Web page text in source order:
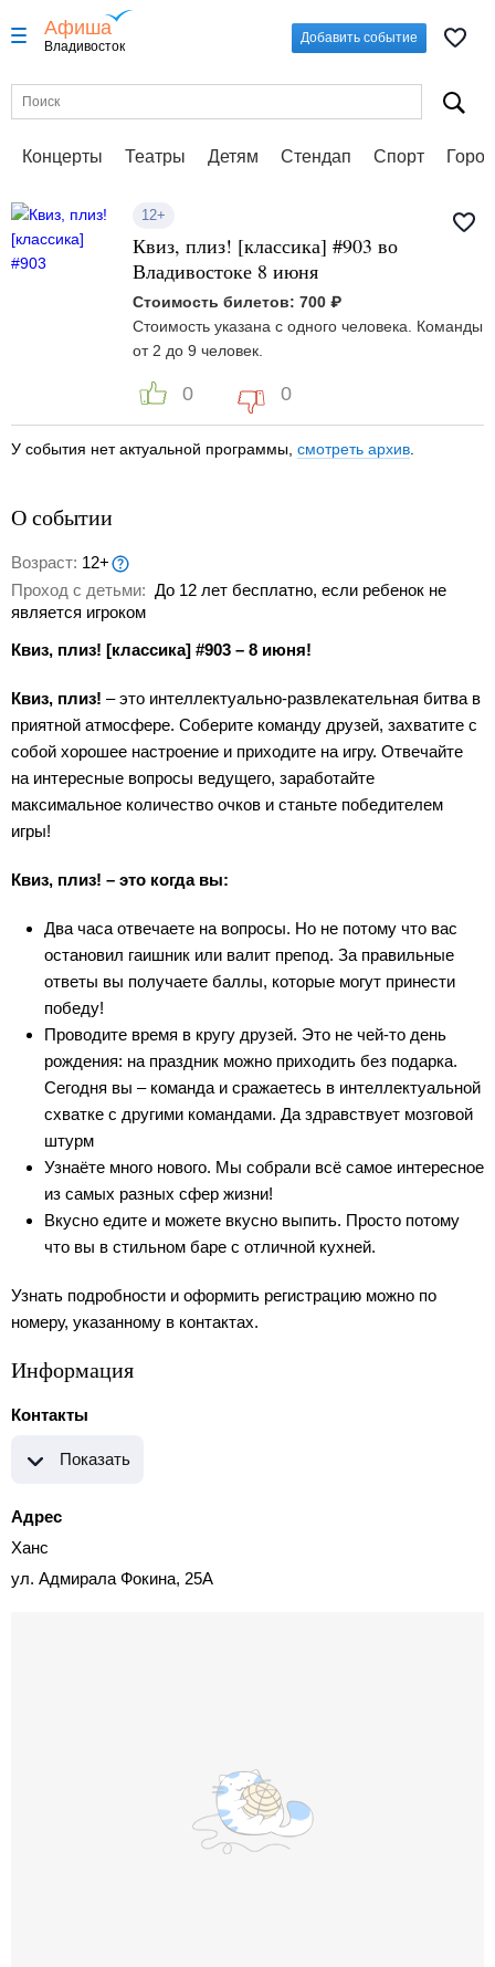
Афиша
Владивосток
Добавить событие
Концерты Театры Детям Стендап Спорт
12+
Квиз, плиз! [классика] #903 во
Владивостоке 8 июня
Стоимость билетов: 700 ₽
Стоимость указана с одного человека. Команды
от 2 до 9 человек.
0 0
У события нет актуальной программы, смотреть архив
О событии
Возраст: 12+
Проход с детьми: До 12 лет бесплатно, если ребенок не
является игроком
Квиз, плиз! [классика] #903 – 8 июня!
Квиз, плиз! – это интеллектуально-развлекательная битва в
приятной атмосфере. Соберите команду друзей, захватите с
собой хорошее настроение и приходите на игру. Отвечайте
на интересные вопросы ведущего, заработайте
максимальное количество очков и станьте победителем
игры!
Квиз, плиз! – это когда вы:
Два часа отвечаете на вопросы. Но не потому что вас
остановил гаишник или валит препод. За правильные
ответы вы получаете баллы, которые могут принести
победу!
Проводите время в кругу друзей. Это не чей-то день
рождения: на праздник можно приходить без подарка.
Сегодня вы – команда и сражаетесь в интеллектуальной
схватке с другими командами. Да здравствует мозговой
штурм
Узнаёте много нового. Мы собрали всё самое интересное
из самых разных сфер жизни!
Вкусно едите и можете вкусно выпить. Просто потому
что вы в стильном баре с отличной кухней.
Узнать подробности и оформить регистрацию можно по
номеру, указанному в контактах.
Информация
Контакты
Показать
Адрес
Ханс
ул. Адмирала Фокина, 25А